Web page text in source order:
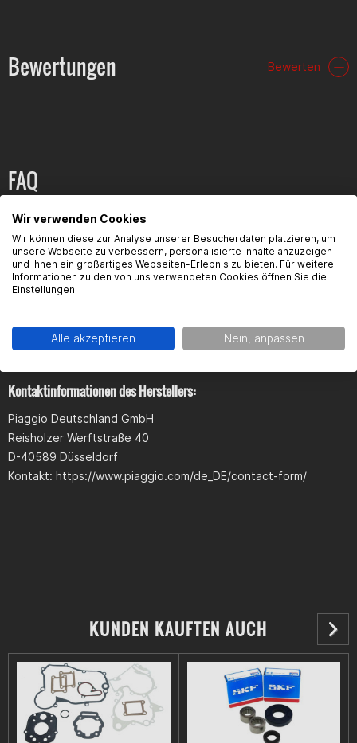
Bewertungen Bewerten
FAQ
Hier findest du die häufigsten Fragen und die dazugehörigen
Produktsicherheit
Kontaktinformationen des Herstellers:
Piaggio Deutschland GmbH
Reisholzer Werftstraße 40
D-40589 Düsseldorf
Kontakt: https://www.piaggio.com/de_DE/contact-form/
KUNDEN KAUFTEN AUCH
Wir verwenden Cookies
Wir können diese zur Analyse unserer Besucherdaten platzieren, um
unsere Webseite zu verbessern, personalisierte Inhalte anzuzeigen
und Ihnen ein großartiges Webseiten-Erlebnis zu bieten. Für weitere
Informationen zu den von uns verwendeten Cookies öffnen Sie die
Einstellungen.
Alle akzeptieren Nein, anpassen